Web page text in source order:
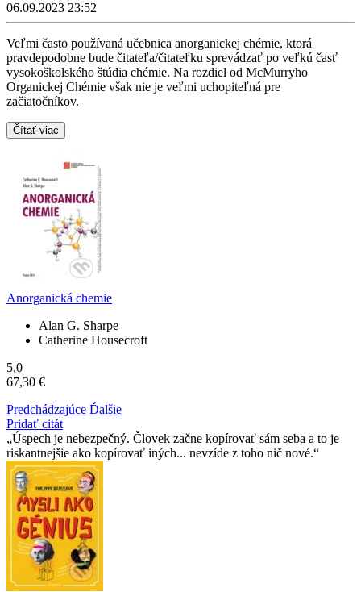
06.09.2023 23:52
Veľmi často používaná učebnica anorganickej chémie, ktorá
pravdepodobne bude čitateľa/čitateľku sprevádzať po veľkú časť
vysokoškolského štúdia chémie. Na rozdiel od McMurryho
Organickej Chémie však nie je veľmi uchopiteľná pre
začiatočníkov.
Čítať viac
Anorganická chemie
Alan G. Sharpe
Catherine Housecroft
5,0
67,30 €
Predchádzajúce Ďalšie
Pridať citát
Úspech je nebezpečný. Človek začne kopírovať sám seba a to je
riskantnejšie ako kopírovať iných... nevzíde z toho nič nové.